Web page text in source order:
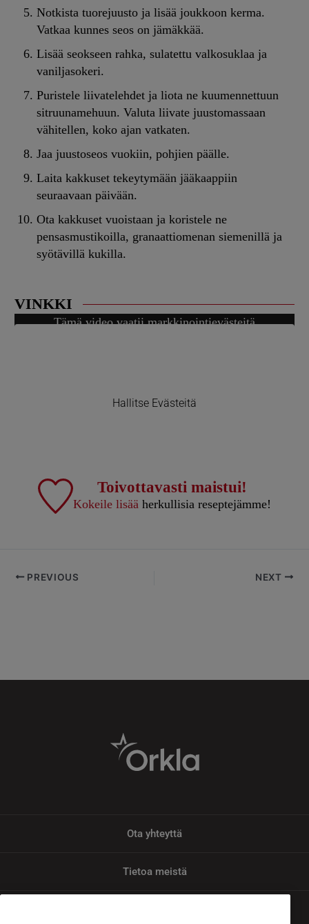
Notkista tuorejuusto ja lisää joukkoon kerma.
Vatkaa kunnes seos on jämäkkää.
Lisää seokseen rahka, sulatettu valkosuklaa ja
vaniljasokeri.
Puristele liivatelehdet ja liota ne kuumennettuun
sitruunamehuun. Valuta liivate juustomassaan
vähitellen, koko ajan vatkaten.
Jaa juustoseos vuokiin, pohjien päälle.
Laita kakkuset tekeytymään jääkaappiin
seuraavaan päivään.
Ota kakkuset vuoistaan ja koristele ne
pensasmustikoilla, granaattiomenan siemenillä ja
syötävillä kukilla.
VINKKI
Tämä video vaatii markkinointievästeitä
Hallitse Evästeitä
Toivottavasti maistui!
Kokeile lisääherkullisia reseptejämme!
PREVIOUS NEXT
Ota yhteyttä
Tietoa meistä